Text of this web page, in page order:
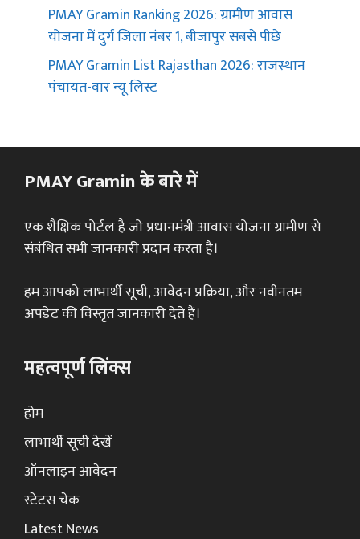
PMAY Gramin Ranking 2026: ग्रामीण आवास
योजना में दुर्ग जिला नंबर 1, बीजापुर सबसे पीछे
PMAY Gramin List Rajasthan 2026: राजस्थान
पंचायत-वार न्यू लिस्ट
PMAY Gramin के बारे में
एक शैक्षिक पोर्टल है जो प्रधानमंत्री आवास योजना ग्रामीण से
संबंधित सभी जानकारी प्रदान करता है।
हम आपको लाभार्थी सूची, आवेदन प्रक्रिया, और नवीनतम
अपडेट की विस्तृत जानकारी देते हैं।
महत्वपूर्ण लिंक्स
होम
लाभार्थी सूची देखें
ऑनलाइन आवेदन
स्टेटस चेक
Latest News